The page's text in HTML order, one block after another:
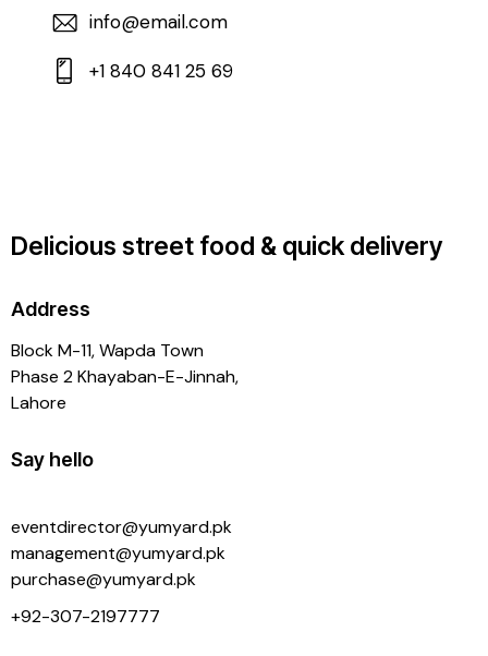
info@email.com
+1 840 841 25 69
Delicious street food & quick delivery
Address
Block M-11, Wapda Town
Phase 2 Khayaban-E-Jinnah,
Lahore
Say hello
eventdirector@yumyard.pk
management@yumyard.pk
purchase@yumyard.pk
+92-307-2197777